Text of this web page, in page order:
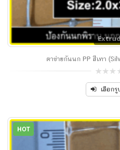
ตาข่ายกันนก PP สีเทา
outเลือก
HOT